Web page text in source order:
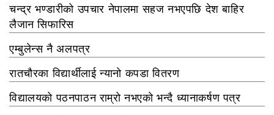
चन्द्र भण्डारीको उपचार नेपालमा सहज नभएपछि देश बाहिर
लैजान सिफारिस
एम्बुलेन्स नै अलपत्र
रातचौरका विद्यार्थीलाई न्यानो कपडा वितरण
विद्यालयको पठनपाठन राम्रो नभएको भन्दै ध्यानाकर्षण पत्र